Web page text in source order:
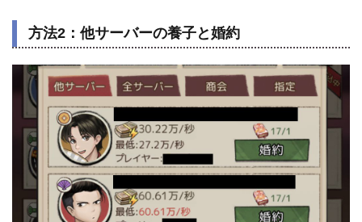
方法2：他サーバーの養子と婚約